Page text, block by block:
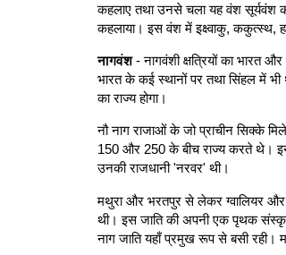
कहलाए तथा उनसे चला यह वंश सूर्यवंश
कहलाया। इस वंश में इक्ष्वाकु, ककुत्स्थ,
नागवंश- नागवंशी क्षत्रियों का भारत
भारत के कई स्थानों पर तथा सिंहल में भी
का राज्य होगा।
नौ नाग राजाओं के जो प्राचीन सिक्के
150 और 250 के बीच राज्य करते थे। इन
उनकी राजधानी 'नरवर' थी।
मथुरा और भरतपुर से लेकर ग्वालियर
थी। इस जाति की अपनी एक पृथक
नाग जाति यहाँ प्रमुख रूप से बसी रही।